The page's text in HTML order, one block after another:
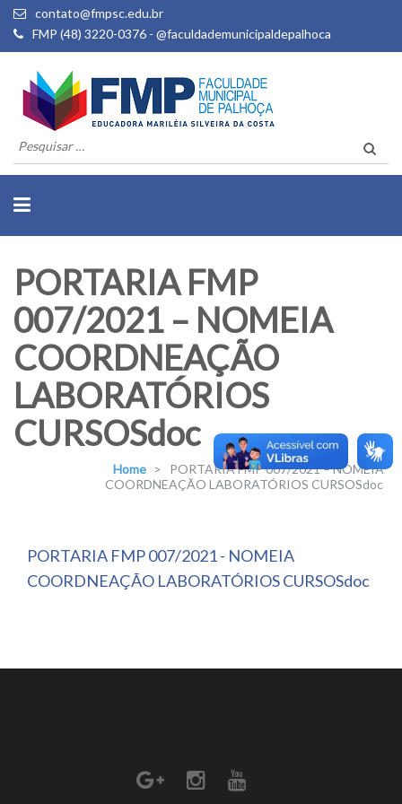
contato@fmpsc.edu.br
FMP (48) 3220-0376 - @faculdademunicipaldepalhoca
Pesquisar
por:
PORTARIA FMP
007/2021 – NOMEIA
COORDNEAÇÃO
LABORATÓRIOS
CURSOSdoc
Home >
PORTARIA FMP 007/2021 – NOMEIA
COORDNEAÇÃO LABORATÓRIOS CURSOSdoc
PORTARIA FMP 007/2021 - NOMEIA
COORDNEAÇÃO LABORATÓRIOS CURSOSdoc